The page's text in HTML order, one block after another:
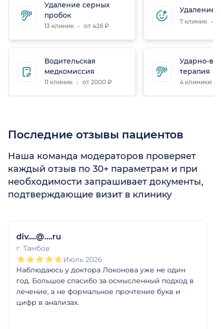
Удаление серных
пробок
13 клиник от 426 ₽
Водительская
медкомиссия
11 клиник от 2000 ₽
Удаление
7 клиник
Ударно-
терапия
4 клиники
Последние отзывы пациентов
Наша команда модераторов проверяет
каждый отзыв по 30+ параметрам и при
необходимости запрашивает документы,
подтверждающие визит в клинику
div....@....ru
г. Тамбов
Июль 2026
Наблюдаюсь у доктора Локонова уже не один
год. Большое спасибо за осмысленный подход в
лечение, а не формальное прочтение букв и
цифр в анализах.